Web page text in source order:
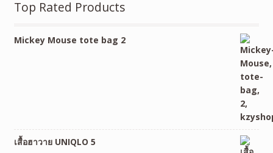
Top Rated Products
Mickey Mouse tote bag 2
เสื้อฮาวาย UNIQLO 5